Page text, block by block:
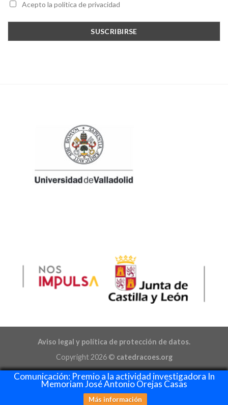
Acepto la política de privacidad
Aviso legal y política de protección de datos.
Copyright 2026 © catedracoes.org
Comunicación: Premio a la actividad investigadora In
Memoriam José Antonio Orejas Casas
Más información